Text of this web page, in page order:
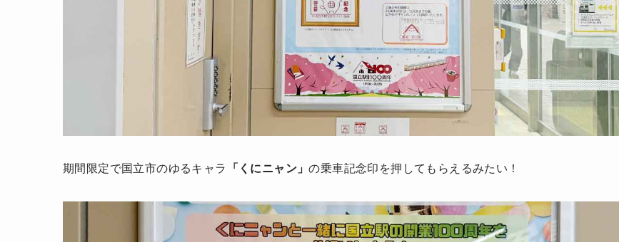
期間限定で国立市のゆるキャラ 「くにニャン」の乗車記念印を押してもらえるみたい！